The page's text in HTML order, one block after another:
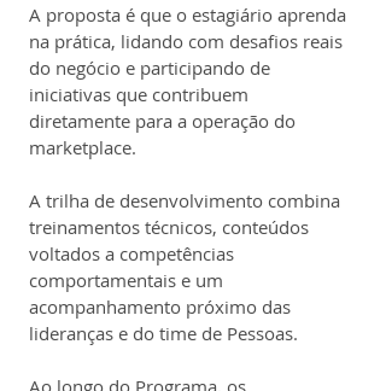
A proposta é que o estagiário aprenda
na prática, lidando com desafios reais
do negócio e participando de
iniciativas que contribuem
diretamente para a operação do
marketplace.
A trilha de desenvolvimento combina
treinamentos técnicos, conteúdos
voltados a competências
comportamentais e um
acompanhamento próximo das
lideranças e do time de Pessoas.
Ao longo do Programa, os